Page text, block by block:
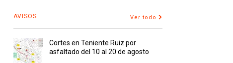
AVISOS Ver todo
Cortes en Teniente Ruiz por
asfaltado del 10 al 20 de agosto